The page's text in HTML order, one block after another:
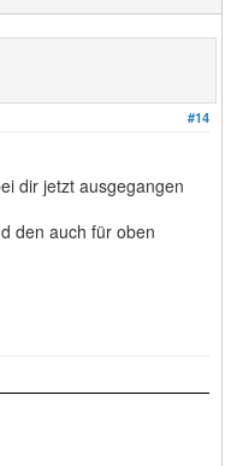
#14
dir jetzt ausgegangen
den auch für oben